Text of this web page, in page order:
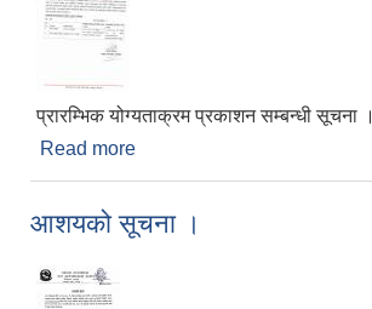
प्रारम्भिक योग्यताक्रम प्रकाशन सम्बन्धी सूचना ।
Read more
आशयको सूचना ।